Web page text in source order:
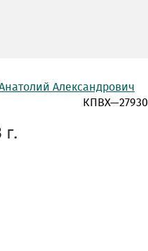
Александрович
КПВХ—27930
г.